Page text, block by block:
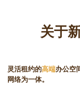
关于
灵活租约的高端办公空
网络为一体。